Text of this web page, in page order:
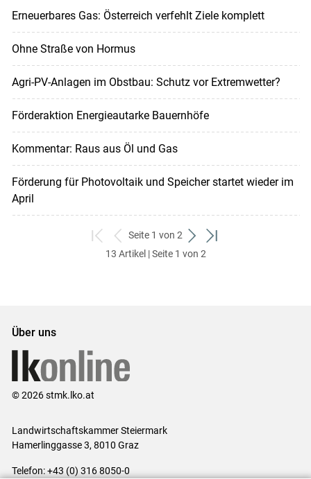
Erneuerbares Gas: Österreich verfehlt Ziele komplett
Ohne Straße von Hormus
Agri-PV-Anlagen im Obstbau: Schutz vor Extremwetter?
Förderaktion Energieautarke Bauernhöfe
Kommentar: Raus aus Öl und Gas
Förderung für Photovoltaik und Speicher startet wieder im
April
zum
ersten
zurück
zum
Seite 1 von 2
weiter
zum
zum
13 Artikel | Seite 1 von 2
Über uns
© 2026 stmk.lko.at
Landwirtschaftskammer Steiermark
Hamerlinggasse 3, 8010 Graz
Telefon: +43 (0) 316 8050-0